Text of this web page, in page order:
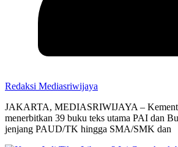
Redaksi Mediasriwijaya
JAKARTA, MEDIASRIWIJAYA –
menerbitkan 39 buku teks utama PAI dan
jenjang PAUD/TK hingga SMA/SMK dan